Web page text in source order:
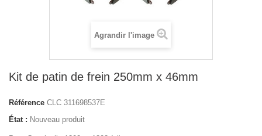
Agrandir l'image
Kit de patin de frein 250mm x 46mm
Référence CLC 311698537E
État : Nouveau produit